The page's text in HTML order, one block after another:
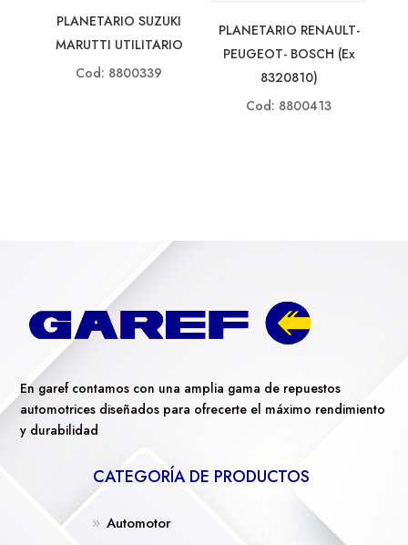
PLANETARIO SUZUKI
MARUTTI UTILITARIO
Cod: 8800339
PLANETARIO RENAULT-
PEUGEOT- BOSCH (ex
8320810)
Cod: 8800413
En garef contamos con una amplia gama de repuestos
automotrices diseñados para ofrecerte el máximo rendimiento
y durabilidad
CATEGORÍA DE PRODUCTOS
Automotor